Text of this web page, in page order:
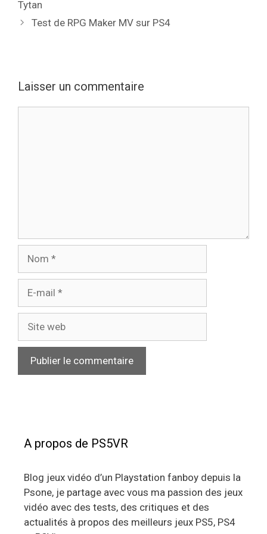
Tytan
Test de RPG Maker MV sur PS4
Laisser un commentaire
mail
web
A propos de PS5VR
Blog jeux vidéo d’un Playstation fanboy depuis la
Psone, je partage avec vous ma passion des jeux
vidéo avec des tests, des critiques et des
actualités à propos des meilleurs jeux PS5, PS4